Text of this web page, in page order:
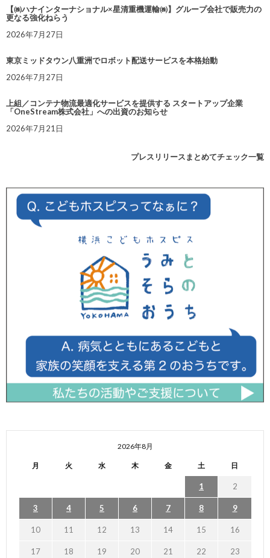
【㈱ハナインターナショナル×星清重機運輸㈱】グループ会社で販売力の
更なる強化ねらう
2026年7月27日
東京ミッドタウン八重洲でロボット配送サービスを本格始動
2026年7月27日
上組／コンテナ物流最適化サービスを提供する スタートアップ企業
「OneStream株式会社」への出資のお知らせ
2026年7月21日
プレスリリースまとめてチェック一覧
2026年8月
月 火 水 木 金 土 日
1 2
3 4 5 6 7 8 9
10 11 12 13 14 15 16
17 18 19 20 21 22 23